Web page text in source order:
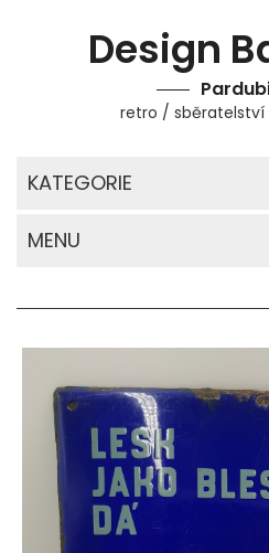
Design
retro / sběratelství
KATEGORIE
MENU